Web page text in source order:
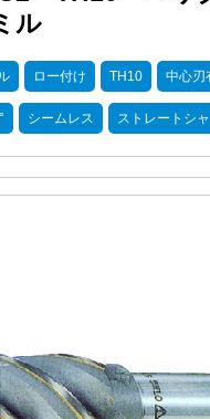
ル
ロー付け TH10 中心刃
シームレス ストレートシ